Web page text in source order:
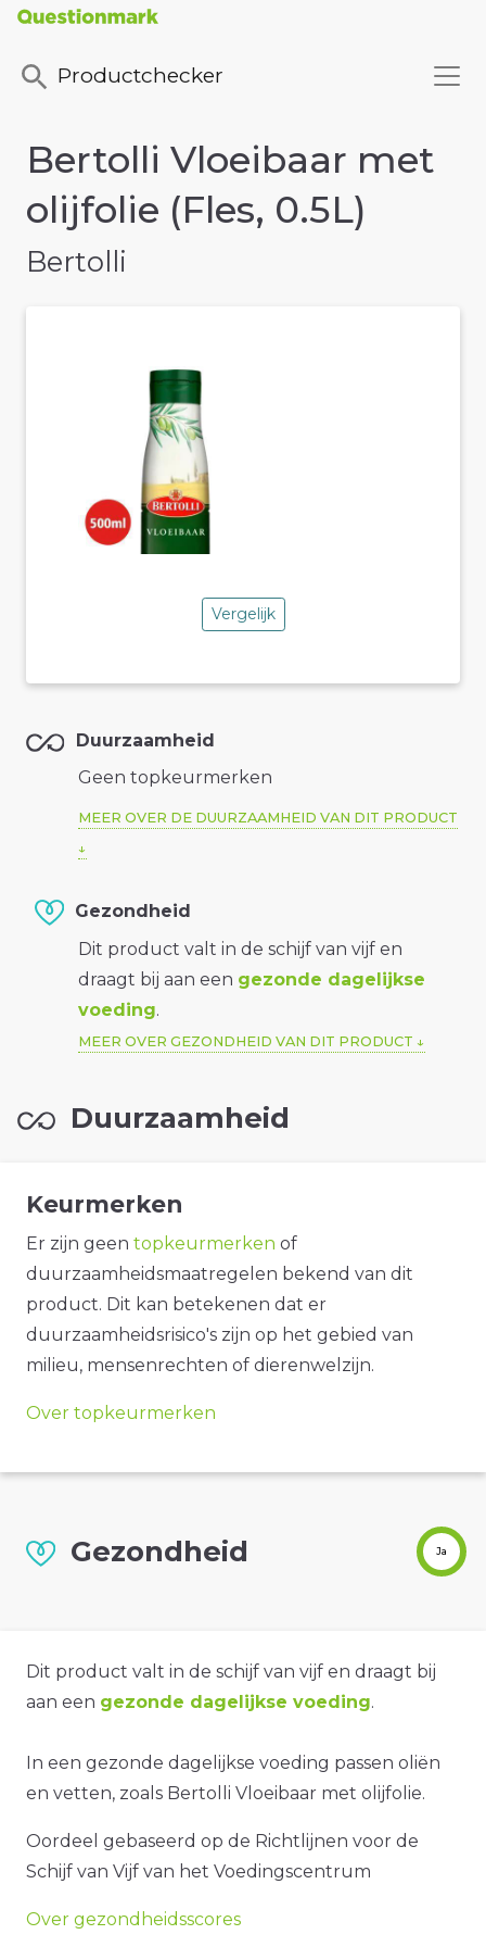
Productchecker
Bertolli Vloeibaar met
olijfolie (Fles, 0.5L)
Bertolli
Vergelijk
Duurzaamheid
Geen topkeurmerken
MEER OVER DE DUURZAAMHEID VAN DIT PRODUCT
Gezondheid
Dit product valt in de schijf van vijf en
draagt bij aan een gezonde dagelijkse
voeding.
MEER OVER GEZONDHEID VAN DIT PRODUCT
Duurzaamheid
Keurmerken
Er zijn geen topkeurmerken of
duurzaamheidsmaatregelen bekend van dit
product. Dit kan betekenen dat er
duurzaamheidsrisico's zijn op het gebied van
milieu, mensenrechten of dierenwelzijn.
Over topkeurmerken
Gezondheid Ja
Dit product valt in de schijf van vijf en draagt bij
aan een gezonde dagelijkse voeding.
In een gezonde dagelijkse voeding passen oliën
en vetten, zoals Bertolli Vloeibaar met olijfolie.
Oordeel gebaseerd op de Richtlijnen voor de
Schijf van Vijf van het Voedingscentrum
Over gezondheidsscores